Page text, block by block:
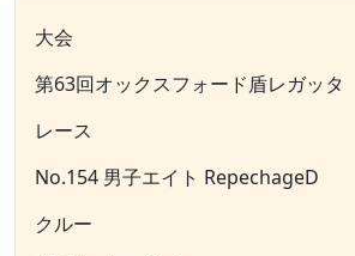
大会
第63回オックスフォード盾レガッタ
レース
No.154 男子エイト RepechageD
クルー